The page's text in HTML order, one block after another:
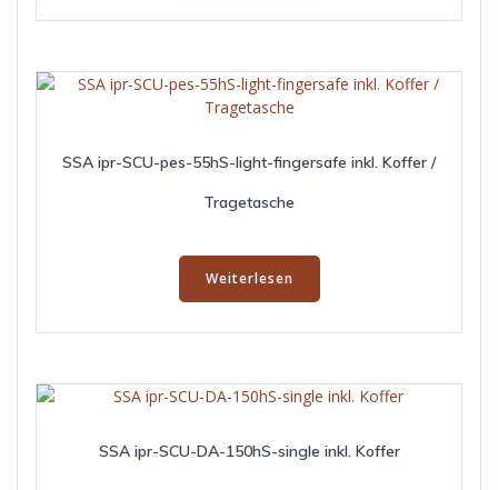
SSA ipr-SCU-pes-55hS-light-fingersafe inkl. Koffer /
Tragetasche
Weiterlesen
SSA ipr-SCU-DA-150hS-single inkl. Koffer